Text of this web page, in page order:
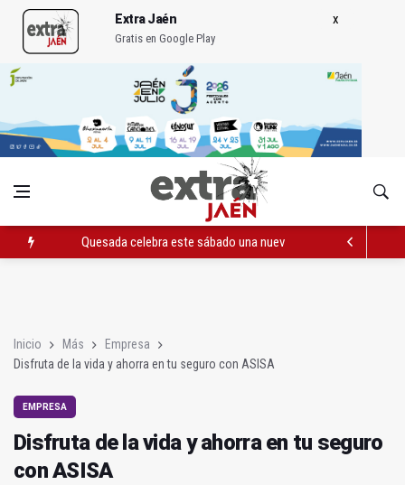
Extra Jaén
Gratis en Google Play
Quesada celebra este sábado una nueva jornada de Orgullo
Inicio Más
Empresa
Disfruta de la vida y ahorra en tu seguro con ASISA
EMPRESA
Disfruta de la vida y ahorra en tu seguro
con ASISA